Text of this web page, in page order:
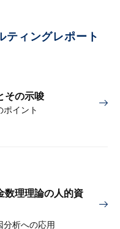
ティングレポート
その示唆
イント
数理理論の人的資
分析への応用